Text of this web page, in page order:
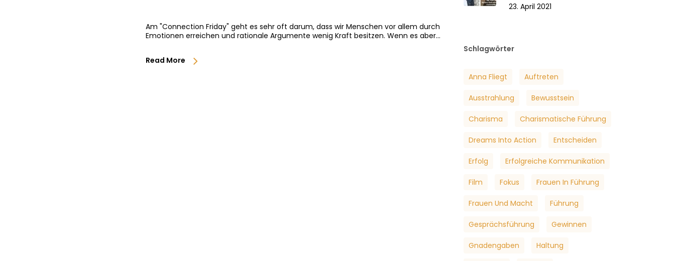
Am "Connection Friday" geht es sehr oft darum, dass wir Menschen vor allem durch
Emotionen erreichen und rationale Argumente wenig Kraft besitzen. Wenn es aber…
Read More
23. April 2021
Schlagwörter
Anna Fliegt Auftreten
Ausstrahlung Bewusstsein
Charisma Charismatische Führung
Dreams Into Action Entscheiden
Erfolg Erfolgreiche Kommunikation
Film Fokus Frauen In Führung
Frauen Und Macht Führung
Gesprächsführung Gewinnen
Gnadengaben Haltung